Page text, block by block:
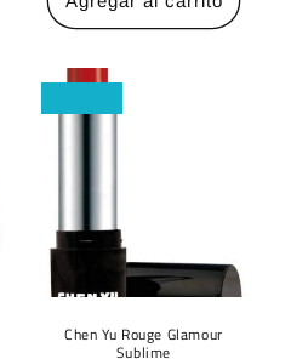
Chen Yu Rouge Glamour
Sublime